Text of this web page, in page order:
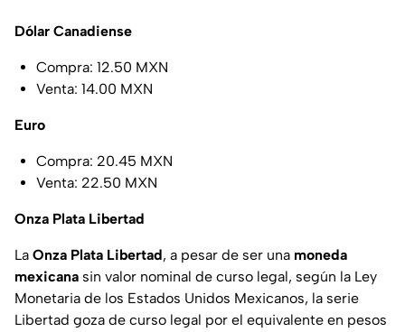
Dólar Canadiense
Compra: 12.50 MXN
Venta: 14.00 MXN
Euro
Compra: 20.45 MXN
Venta: 22.50 MXN
Onza Plata Libertad
La Onza Plata Libertad, a pesar de ser una moneda
mexicana sin valor nominal de curso legal, según la Ley
Monetaria de los Estados Unidos Mexicanos, la serie
Libertad goza de curso legal por el equivalente en pesos